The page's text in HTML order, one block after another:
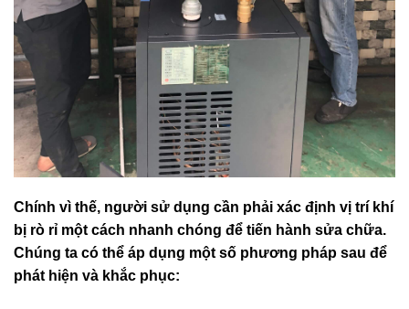
Chính vì thế, người sử dụng cần phải xác định vị trí khí
bị rò rỉ một cách nhanh chóng để tiến hành sửa chữa.
Chúng ta có thể áp dụng một số phương pháp sau để
phát hiện và khắc phục: